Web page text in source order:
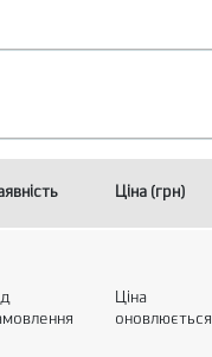
Ціна (грн)
Ціна
оновлюється